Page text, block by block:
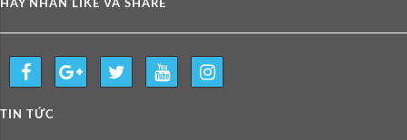
HÃY NHẤN LIKE VÀ SHARE
TIN TỨC